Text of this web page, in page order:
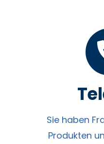
Sie haben
Produkten